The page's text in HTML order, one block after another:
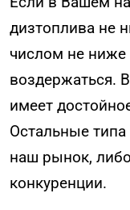
дизтоплива не
числом не ниже
воздержаться.
имеет
Остальные
наш рынок, либо
конкуренции.